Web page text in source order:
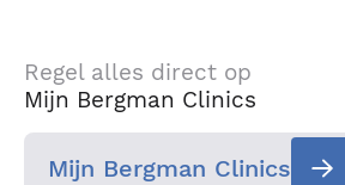
Regel alles direct op
Mijn Bergman Clinics
Mijn Bergman Clinics